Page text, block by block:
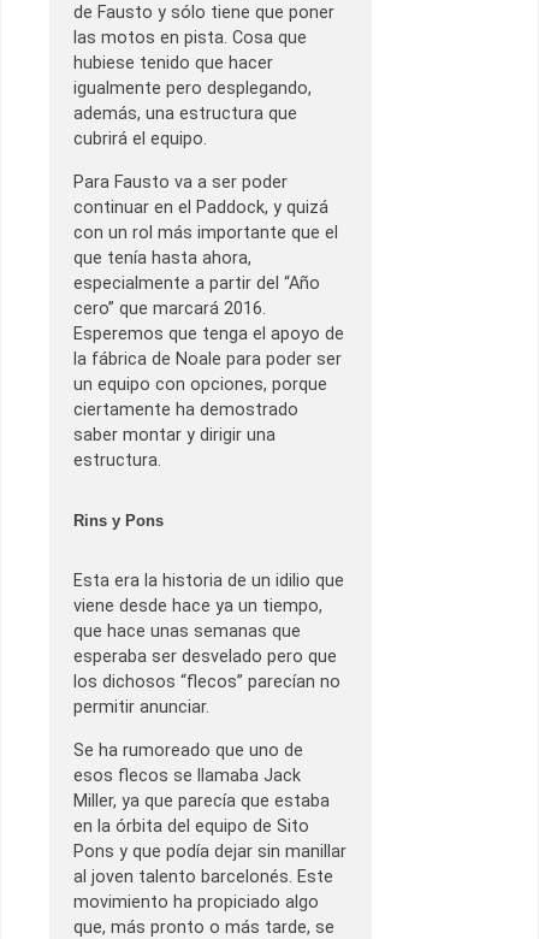
de Fausto y sólo tiene que poner
las motos en pista. Cosa que
hubiese tenido que hacer
igualmente pero desplegando,
además, una estructura que
cubrirá el equipo.
Para Fausto va a ser poder
continuar en el Paddock, y quizá
con un rol más importante que el
que tenía hasta ahora,
especialmente a partir del “Año
cero” que marcará 2016.
Esperemos que tenga el apoyo de
la fábrica de Noale para poder ser
un equipo con opciones, porque
ciertamente ha demostrado
saber montar y dirigir una
estructura.
Rins y Pons
Esta era la historia de un idilio que
viene desde hace ya un tiempo,
que hace unas semanas que
esperaba ser desvelado pero que
los dichosos “flecos” parecían no
permitir anunciar.
Se ha rumoreado que uno de
esos flecos se llamaba Jack
Miller, ya que parecía que estaba
en la órbita del equipo de Sito
Pons y que podía dejar sin manillar
al joven talento barcelonés. Este
movimiento ha propiciado algo
que, más pronto o más tarde, se